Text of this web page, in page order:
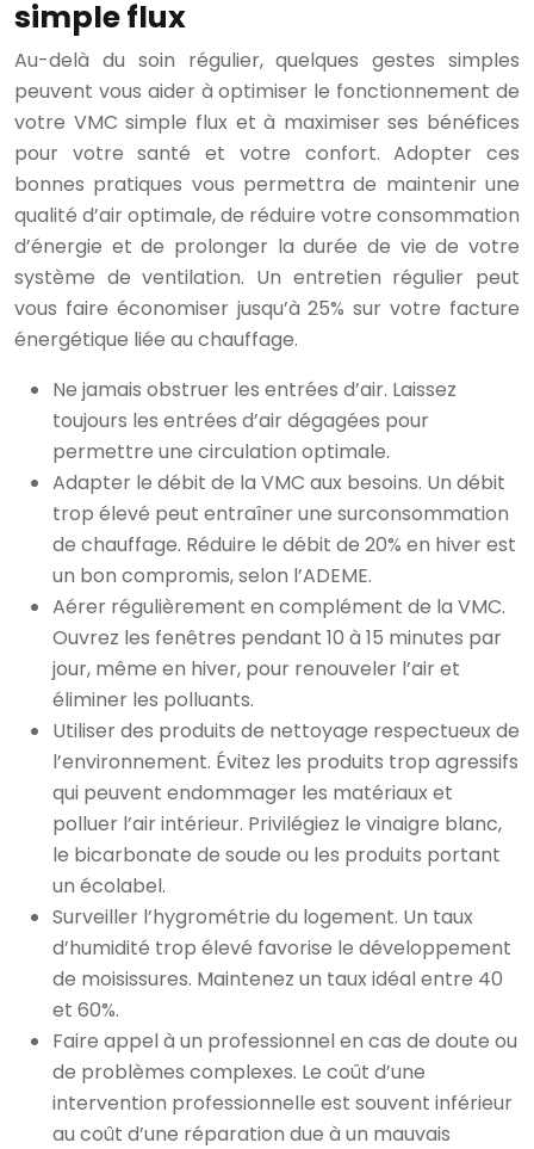
simple flux
Au-delà du soin régulier, quelques gestes simples
peuvent vous aider à optimiser le fonctionnement de
votre VMC simple flux et à maximiser ses bénéfices
pour votre santé et votre confort. Adopter ces
bonnes pratiques vous permettra de maintenir une
qualité d’air optimale, de réduire votre consommation
d’énergie et de prolonger la durée de vie de votre
système de ventilation. Un entretien régulier peut
vous faire économiser jusqu’à 25% sur votre facture
énergétique liée au chauffage.
Ne jamais obstruer les entrées d’air. Laissez
toujours les entrées d’air dégagées pour
permettre une circulation optimale.
Adapter le débit de la VMC aux besoins. Un débit
trop élevé peut entraîner une surconsommation
de chauffage. Réduire le débit de 20% en hiver est
un bon compromis, selon l’ADEME.
Aérer régulièrement en complément de la VMC.
Ouvrez les fenêtres pendant 10 à 15 minutes par
jour, même en hiver, pour renouveler l’air et
éliminer les polluants.
Utiliser des produits de nettoyage respectueux de
l’environnement. Évitez les produits trop agressifs
qui peuvent endommager les matériaux et
polluer l’air intérieur. Privilégiez le vinaigre blanc,
le bicarbonate de soude ou les produits portant
un écolabel.
Surveiller l’hygrométrie du logement. Un taux
d’humidité trop élevé favorise le développement
de moisissures. Maintenez un taux idéal entre 40
et 60%.
Faire appel à un professionnel en cas de doute ou
de problèmes complexes. Le coût d’une
intervention professionnelle est souvent inférieur
au coût d’une réparation due à un mauvais